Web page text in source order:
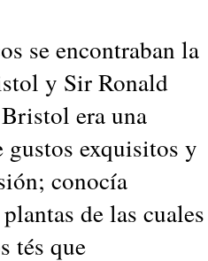
se encontraban la
y Sir Ronald
era una
gustos exquisitos y
conocía
de las cuales
tés que